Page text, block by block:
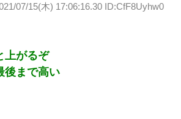
07/15(木) 17:06:16.30 ID:CfF8Uyhw0
上がるぞ
後まで高い